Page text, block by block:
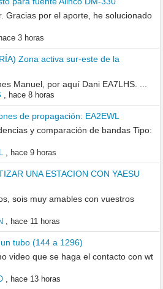
Gracias por el aporte, he solucionado
hace 3 horas
Zona activa sur-este de la
Manuel, por aquí Dani EA7LHS. ...
, hace 8 horas
de propagación: EA2EWL
y comparación de bandas Tipo:
, hace 9 horas
UNA ESTACION CON YAESU
sois muy amables con vuestros
, hace 11 horas
tubo (144 a 1296)
video que se haga el contacto con wt
, hace 13 horas